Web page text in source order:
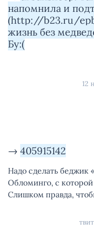
напомнила и
(http://b23.ru/
жизнь без
Бу:(
12
→ 405915142
Надо сделать беджик
Обломинго, с которой
Слишком правда,